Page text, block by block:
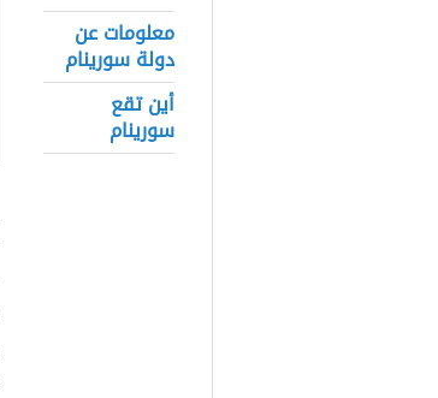
معلومات عن
دولة سورينام
أين تقع
سورينام